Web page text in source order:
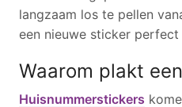
langzaam los te pellen
een nieuwe sticker
Waarom plakt
Huisnummerstickers